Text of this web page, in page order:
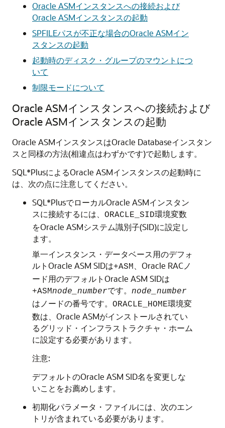
Oracle ASMインスタンスへの接続および
Oracle ASMインスタンスの起動
SPFILEパスが不正な場合のOracle ASMイン
スタンスの起動
起動時のディスク・グループのマウントにつ
いて
制限モードについて
Oracle ASMインスタンスへの接続および
Oracle ASMインスタンスの起動
Oracle ASMインスタンスはOracle Databaseインスタン
スと同様の方法(相違点はわずかです)で起動します。
SQL*PlusによるOracle ASMインスタンスの起動時に
は、次の点に注意してください。
SQL*PlusでローカルOracle ASMインスタン
スに接続するには、 ORACLE_SID環境変数
をOracle ASMシステム識別子(SID)に設定し
ます。
単一インスタンス・データベース用のデフォ
ルトOracle ASM SIDは+ASM
、Oracle RACノ
ード用のデフォルトOracle ASM SIDは
+ASMnode_numberです。 node_number
はノードの番号です。 ORACLE_HOME環境変
数は、Oracle ASMがインストールされてい
るグリッド・インフラストラクチャ・ホーム
に設定する必要があります。
注意:
デフォルトのOracle ASM SID名を変更しな
いことをお薦めします。
初期化パラメータ・ファイルには、次のエン
トリが含まれている必要があります。